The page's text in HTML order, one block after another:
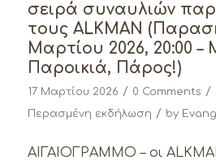
σειρά συναυλιών
τους ALKMAN
Μαρτίου 2026, 20:00
Παροικιά, Πάρος!)
17 Μαρτίου 2026 / 0 Comments /
Περασμένη εκδήλωση / by
ΑΙΓΑΙΟΓΡΑΜΜΟ – οι